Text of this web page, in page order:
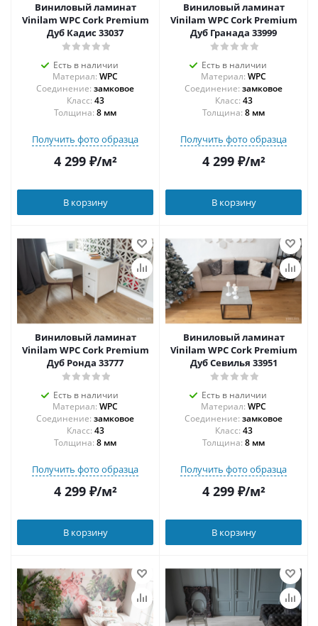
Виниловый ламинат
Vinilam WPC Cork Premium
Дуб Кадис 33037
Есть в наличии
Материал: WPC
Соединение: замковое
43
Толщина: 8 мм
Получить фото образца
4 299₽/м²
В корзину
Виниловый ламинат
Vinilam WPC Cork Premium
Дуб Гранада 33999
Есть в наличии
Материал: WPC
Соединение: замковое
43
Толщина: 8 мм
Получить фото образца
4 299₽/м²
В корзину
Виниловый ламинат
Vinilam WPC Cork Premium
Дуб Ронда 33777
Есть в наличии
Материал: WPC
Соединение: замковое
43
Толщина: 8 мм
Получить фото образца
4 299₽/м²
В корзину
Виниловый ламинат
Vinilam WPC Cork Premium
Дуб Севилья 33951
Есть в наличии
Материал: WPC
Соединение: замковое
43
Толщина: 8 мм
Получить фото образца
4 299₽/м²
В корзину